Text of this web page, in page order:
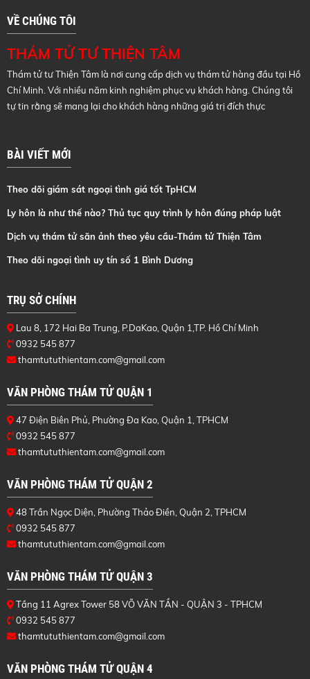
VỀ CHÚNG TÔI
THÁM TỬ TƯ THIỆN TÂM
Thám tử tư Thiện Tâm là nơi cung cấp dịch vụ thám tử hàng đầu tại Hồ
Chí Minh. Với nhiều năm kinh nghiệm phục vụ khách hàng. Chúng tôi
tự tin rằng sẽ mang lại cho khách hàng những giá trị đích thực
BÀI VIẾT MỚI
Theo dõi giám sát ngoại tình giá tốt TpHCM
Ly hôn là như thế nào? Thủ tục quy trình ly hôn đúng pháp luật
Dịch vụ thám tử săn ảnh theo yêu cầu-Thám tử Thiện Tâm
Theo dõi ngoại tình uy tín số 1 Bình Dương
TRỤ SỞ CHÍNH
Lau 8, 172 Hai Ba Trung, P.DaKao, Quận 1,TP. Hồ Chí Minh
0932 545 877
thamtututhientam.com@gmail.com
VĂN PHÒNG THÁM TỬ QUẬN 1
47 Điện Biên Phủ, Phường Đa Kao, Quận 1, TPHCM
0932 545 877
thamtututhientam.com@gmail.com
VĂN PHÒNG THÁM TỬ QUẬN 2
48 Trần Ngọc Diện, Phường Thảo Điền, Quận 2, TPHCM
0932 545 877
thamtututhientam.com@gmail.com
VĂN PHÒNG THÁM TỬ QUẬN 3
Tầng 11 Agrex Tower 58 VÕ VĂN TẦN - QUẬN 3 - TPHCM
0932 545 877
thamtututhientam.com@gmail.com
VĂN PHÒNG THÁM TỬ QUẬN 4